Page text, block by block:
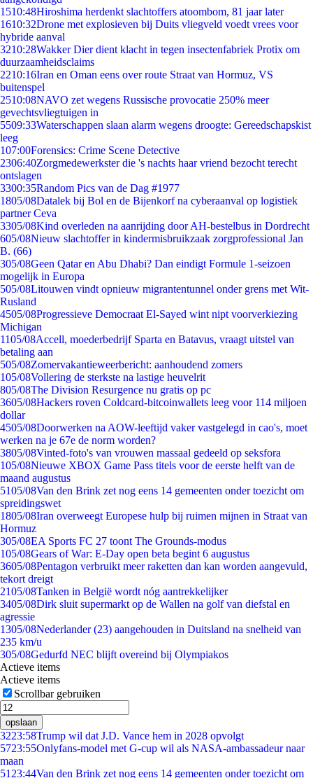
1510:48Hiroshima herdenkt slachtoffers atoombom, 81 jaar later
1610:32Drone met explosieven bij Duits vliegveld voedt vrees voor
hybride aanval
3210:28Wakker Dier dient klacht in tegen insectenfabriek Protix om
duurzaamheidsclaims
2210:16Iran en Oman eens over route Straat van Hormuz, VS
buitenspel
2510:08NAVO zet wegens Russische provocatie 250% meer
gevechtsvliegtuigen in
5509:33Waterschappen slaan alarm wegens droogte: Gereedschapskist
leeg
107:00Forensics: Crime Scene Detective
2306:40Zorgmedewerkster die 's nachts haar vriend bezocht terecht
ontslagen
3300:35Random Pics van de Dag #1977
1805/08Datalek bij Bol en de Bijenkorf na cyberaanval op logistiek
partner Ceva
3305/08Kind overleden na aanrijding door AH-bestelbus in Dordrecht
605/08Nieuw slachtoffer in kindermisbruikzaak zorgprofessional Jan
B. (66)
305/08Geen Qatar en Abu Dhabi? Dan eindigt Formule 1-seizoen
mogelijk in Europa
505/08Litouwen vindt opnieuw migrantentunnel onder grens met Wit-
Rusland
4505/08Progressieve Democraat El-Sayed wint nipt voorverkiezing
Michigan
1105/08Accell, moederbedrijf Sparta en Batavus, vraagt uitstel van
betaling aan
505/08Zomervakantieweerbericht: aanhoudend zomers
105/08Vollering de sterkste na lastige heuvelrit
805/08The Division Resurgence nu gratis op pc
3605/08Hackers roven Coldcard-bitcoinwallets leeg voor 114 miljoen
dollar
4505/08Doorwerken na AOW-leeftijd vaker vastgelegd in cao's, moet
werken na je 67e de norm worden?
3805/08Vinted-foto's van vrouwen massaal gedeeld op seksfora
105/08Nieuwe XBOX Game Pass titels voor de eerste helft van de
maand augustus
5105/08Van den Brink zet nog eens 14 gemeenten onder toezicht om
spreidingswet
1805/08Iran overweegt Europese hulp bij ruimen mijnen in Straat van
Hormuz
305/08EA Sports FC 27 toont The Grounds-modus
105/08Gears of War: E-Day open beta begint 6 augustus
3605/08Pentagon verbruikt meer raketten dan kan worden aangevuld,
tekort dreigt
2105/08Tanken in België wordt nóg aantrekkelijker
3405/08Dirk sluit supermarkt op de Wallen na golf van diefstal en
agressie
1305/08Nederlander (23) aangehouden in Duitsland na snelheid van
235 km/u
305/08Gedurfd NEC blijft overeind bij Olympiakos
Actieve items
Actieve items
Scrollbar gebruiken
opslaan
3223:58Trump wil dat J.D. Vance hem in 2028 opvolgt
5723:55Onlyfans-model met G-cup wil als NASA-ambassadeur naar
maan
51 23:44Van den Brink zet nog eens 14 gemeenten onder toezicht om